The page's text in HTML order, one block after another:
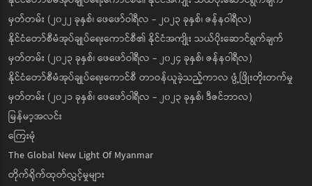
မှတ်တမ်း (၂၀၂၂ ခုနှစ်၊ ဖေဖော်ဝါရီလ - ၂၀၂၃ ခုနှစ်၊ ဇန်နဝါရီလ)
နိုင်ငံတော်စီမံအုပ်ချုပ်ရေးကောင်စီ၏ နိုင်ငံအကျိုး သယ်ပိုးဆောင်ရွက်ချက်
မှတ်တမ်း (၂၀၂၃ ခုနှစ်၊ ဖေဖော်ဝါရီလ - ၂၀၂၄ ခုနှစ်၊ ဇန်နဝါရီလ)
နိုင်ငံတော်စီမံအုပ်ချုပ်ရေးကောင်စီ တာဝန်ယူခဲ့သည့်ကာလ ဖွံ့ဖြိုးတိုးတက်မှု
မှတ်တမ်း (၂၀၂၁ ခုနှစ်၊ ဖေဖော်ဝါရီလ - ၂၀၂၃ ခုနှစ်၊ ဒီဇင်ဘာလ)
မြန်မာ့အလင်း
ကြေးမုံ
The Global New Light Of Myanmar
တိုက်ရိုက်ထုတ်လွှင့်မှုများ